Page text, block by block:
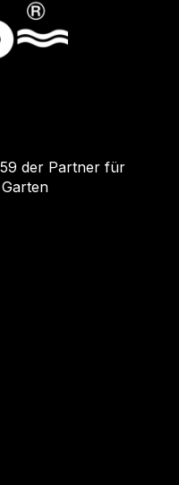
der Partner für